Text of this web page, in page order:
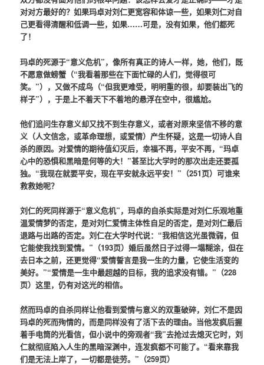
对对方最好的？如果玛卓对刘仁更宽容和体谅一些，如果刘仁对自
己更看得清醒和低调一些，如果……可是，没有如果，他们都死
了！
玛卓的死源于“意义危机”，像所有真正的诗人一样，她，他们，既
不愿意做螃蟹（“我看着那些在下面忙碌的人们，觉得很可
笑。”），又做不成鸟（“但我更难受，明明重的很，却要装出飞的
样子”），于是上不着天下不着地的悬浮在空中，很尴尬。
他们追问生存意义却又找不到生存意义，或者对原来坚信不移的意
义（人文信念，或革命理想，或爱情）产生怀疑，这是一切诗人自
杀的原因。对爱情的期待值幻灭后，幸福不再，平安不再，“玛卓
心中的恐惧和黑暗是何等的大！”甚至比大学时的那次出走还要孤
独。“我现在就要平安，现在平安就永远平安！”（251页）可谁来
救救她呢？
刘仁的死同样源于“意义危机”，玛卓的自杀实际是对刘仁乐观地重
温爱情梦的否定，是对刘仁爱情主体性自足的否定，是对刘仁最后
退路与出路的否定。刘仁在大学时代说：“我相信这光虽微弱，但
它能使我找到爱情。”（193页）婚后虽然日子过得一塌糊涂，但在
去日本之前，还更觉得“爱情誓言是我一生的力量，它使生活变的
美好。”“爱情是一生中最超越的目标，我的追求没有错。”（228
页）这里，仍有对这光的相信。
然而玛卓的自杀同样让他看到爱情与意义的双重破碎，刘仁不是因
玛卓的死而殉情的，而是同样没有了活下去的理由。当他发疯后握
着手电筒的光看信，但小说中的旁观者“我”去抢过去熄灭它时，刘
仁就彻底陷入人生的黑暗深渊中，连发疯都不可能了。“看来靠我
们是无法上岸了，一切都是徒劳。”（259页）